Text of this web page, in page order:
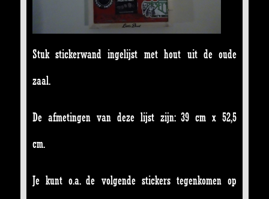
Stuk stickerwand ingelijst met hout uit de oude
zaal.
De afmetingen van deze lijst zijn: 39 cm x 52,5
cm.
Je kunt o.a. de volgende stickers tegenkomen op